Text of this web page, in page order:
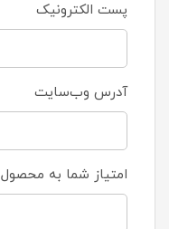
پست الکترونیک
آدرس وب‌سایت
امتیاز شما به محصول